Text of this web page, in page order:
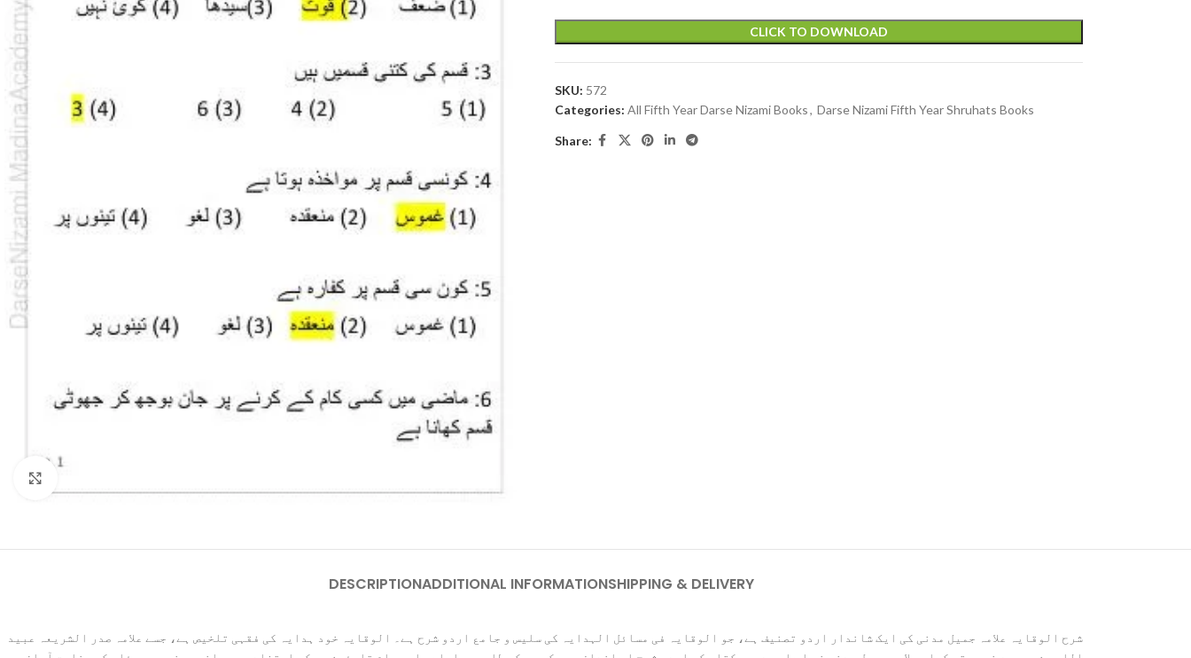
CLICK TO DOWNLOAD
SKU: 572
Categories: All Fifth Year Darse Nizami Books, Darse Nizami Fifth Year Shruhats Books
Share:
DESCRIPTIONADDITIONAL INFORMATIONSHIPPING & DELIVERY
شرح الوقایہ علامہ جمیل مدنی کی ایک شاندار اردو تصنیف ہے، جو الوقایہ فی مسائل الہدایہ کی سلیس و جامع اردو شرح ہے۔ الوقایہ خود ہدایہ کی فقہی تلخیص ہے، جسے علامہ صدر الشریعہ عبید